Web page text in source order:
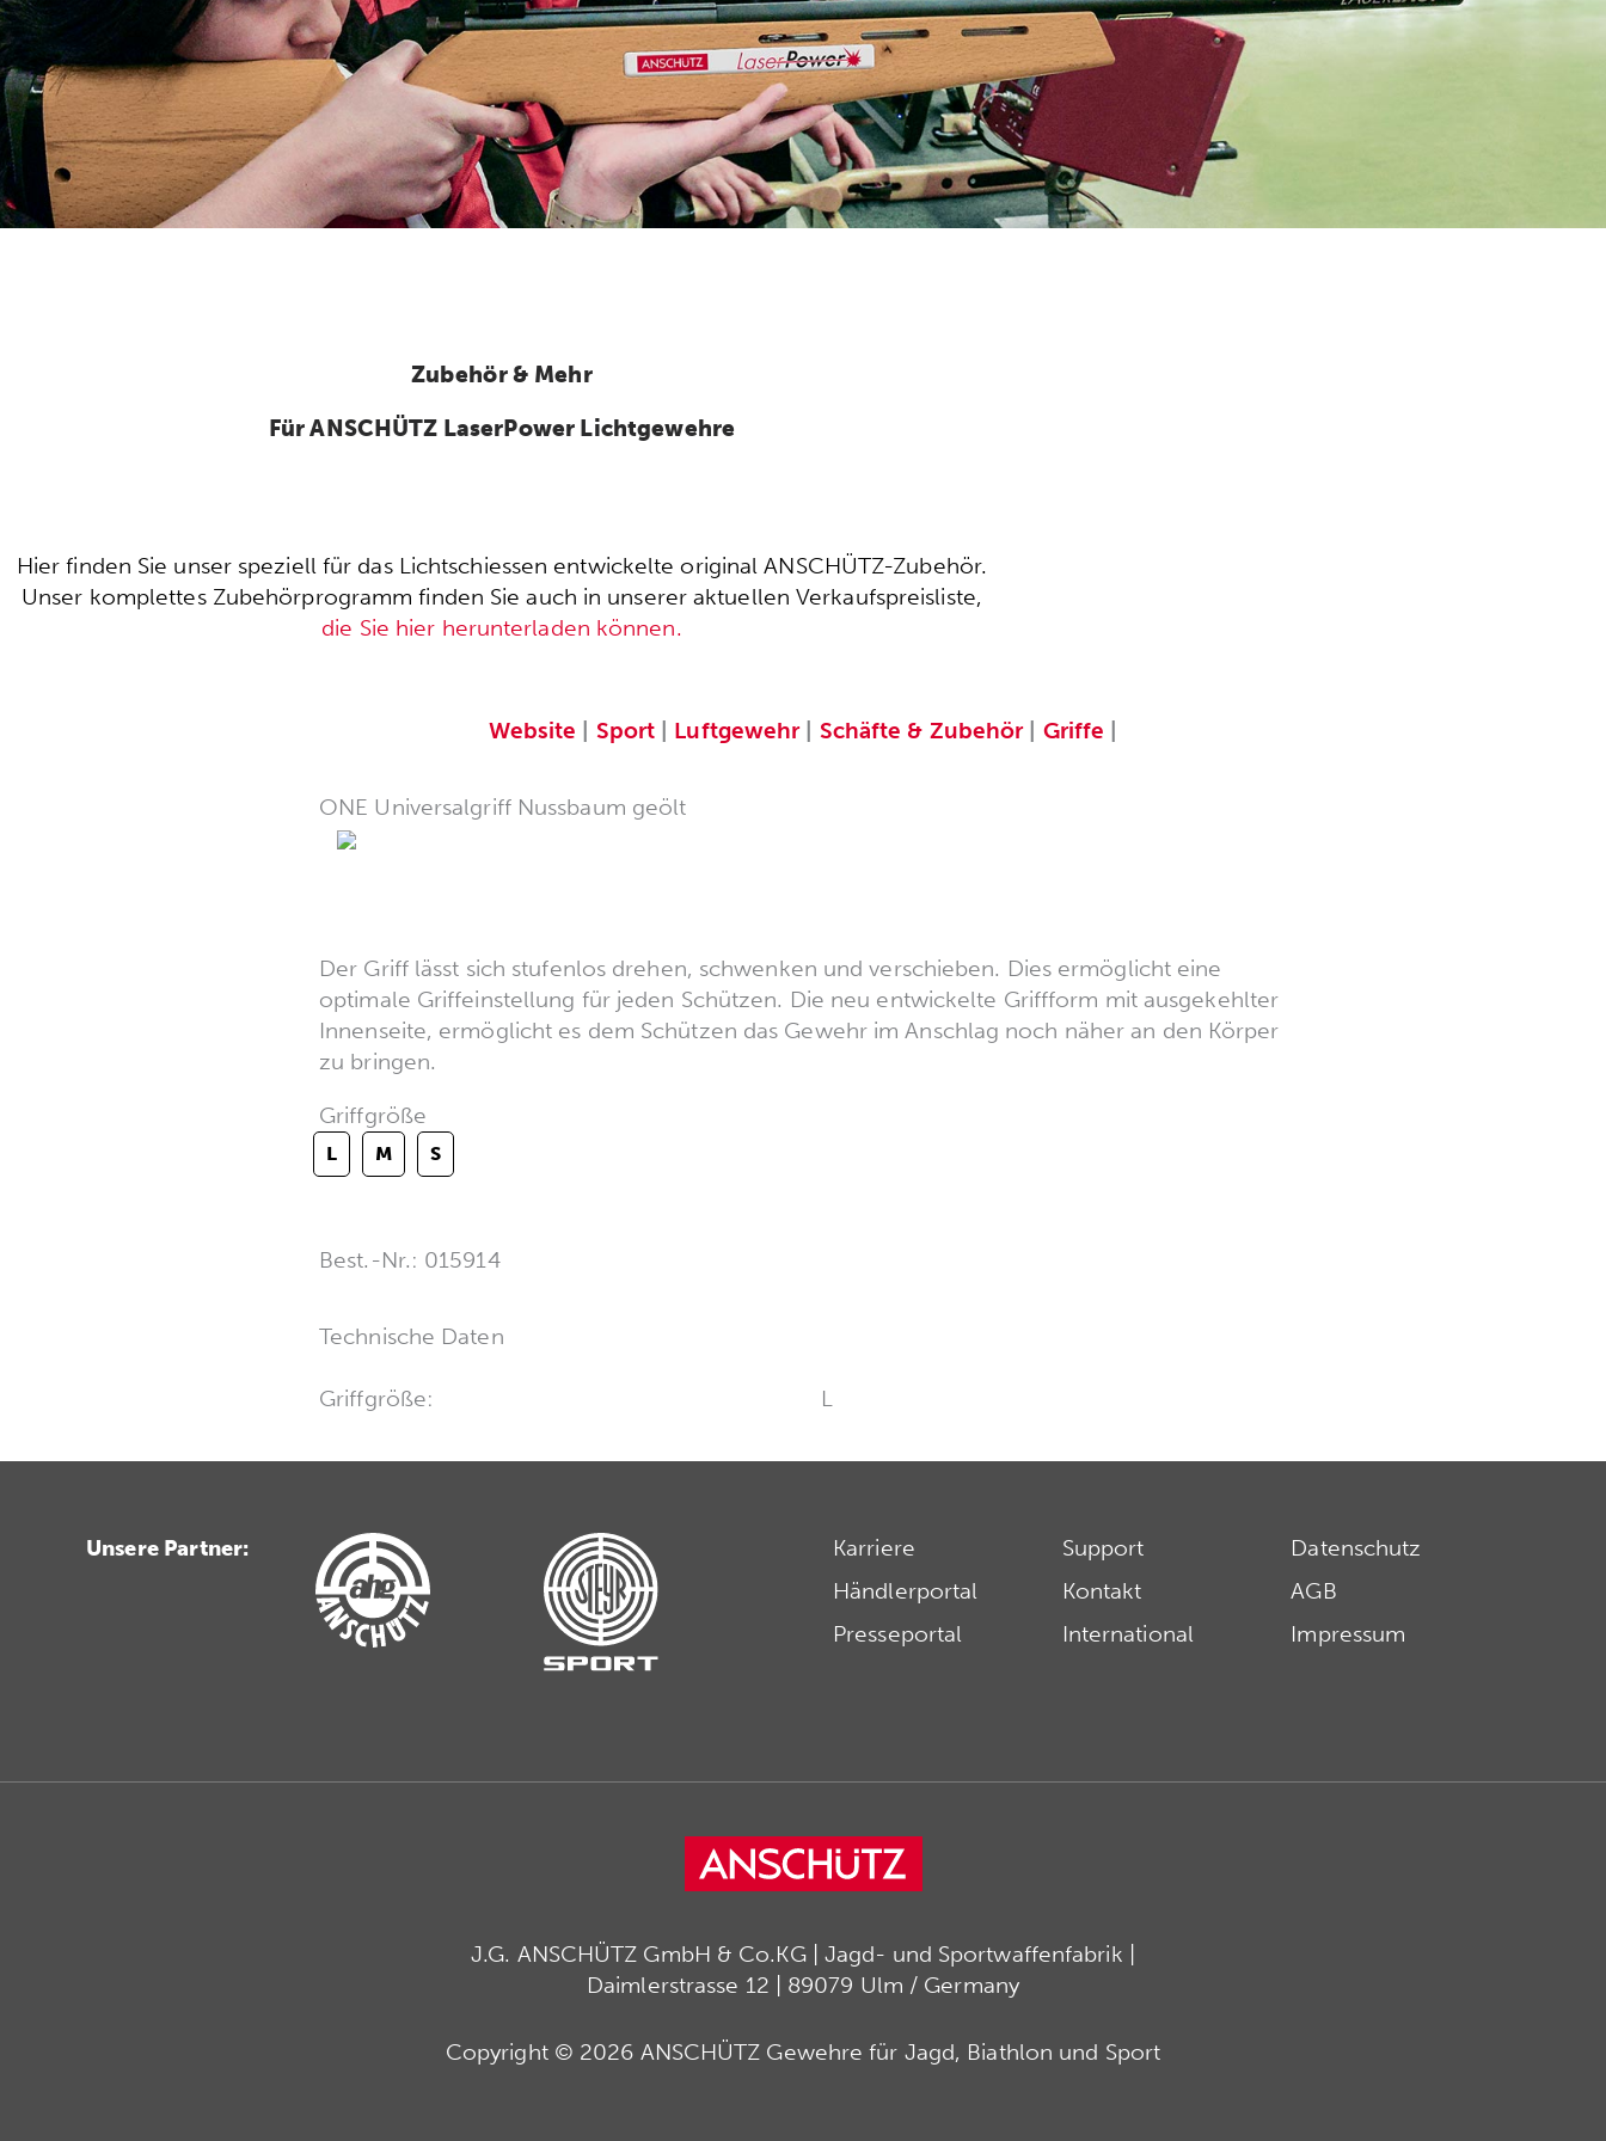
Zubehör & Mehr
Für ANSCHÜTZ LaserPower Lichtgewehre
Hier finden Sie unser speziell für das Lichtschiessen entwickelte original ANSCHÜTZ-Zubehör.
Unser komplettes Zubehörprogramm finden Sie auch in unserer aktuellen Verkaufspreisliste,
die Sie hier herunterladen können.
Website Sport Luftgewehr| Schäfte & Zubehör| Griffe
ONE Universalgriff Nussbaum geölt
Der Griff lässt sich stufenlos drehen, schwenken und verschieben. Dies ermöglicht eine
optimale Griffeinstellung für jeden Schützen. Die neu entwickelte Griffform mit ausgekehlter
Innenseite, ermöglicht es dem Schützen das Gewehr im Anschlag noch näher an den Körper
zu bringen.
Griffgröße
L M S
Best.-Nr.: 015914
Technische Daten
Griffgröße: L
Unsere Partner:
Karriere
Händlerportal
Presseportal
Support
Kontakt
International
Datenschutz
AGB
Impressum
J.G. ANSCHÜTZ GmbH & Co.KG | Jagd- und Sportwaffenfabrik |
Daimlerstrasse 12 | 89079 Ulm / Germany
Copyright © 2026 ANSCHÜTZ Gewehre für Jagd, Biathlon und Sport